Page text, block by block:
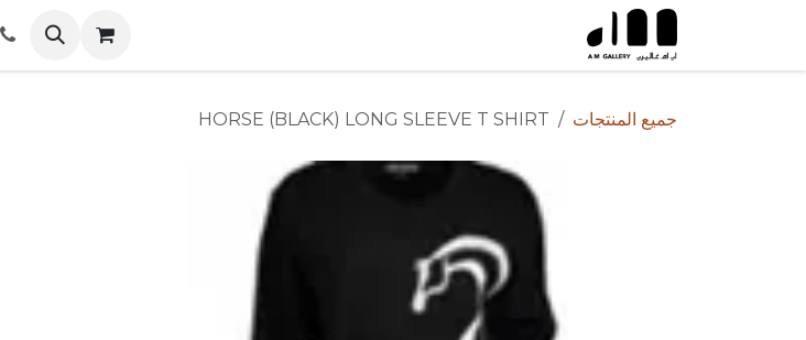
تخطي للذهاب إلى المحتوى
جميع المنتجات HORSE (BLACK) LONG SLEEVE T SHIRT